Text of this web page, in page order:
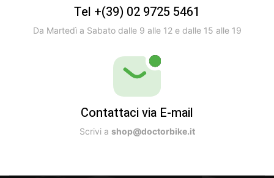
Tel +(39) 02 9725 5461
Da Martedì a Sabato dalle 9 alle 12 e dalle 15 alle 19
Contattaci via E-mail
Scrivi a shop@doctorbike.it